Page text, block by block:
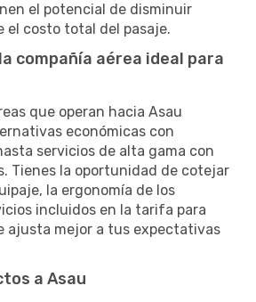
el potencial de disminuir
el costo total del pasaje.
compañía aérea ideal para
que operan hacia Asau
económicas con
servicios de alta gama con
Tienes la oportunidad de cotejar
la ergonomía de los
incluidos en la tarifa para
ajusta mejor a tus expectativas
a Asau